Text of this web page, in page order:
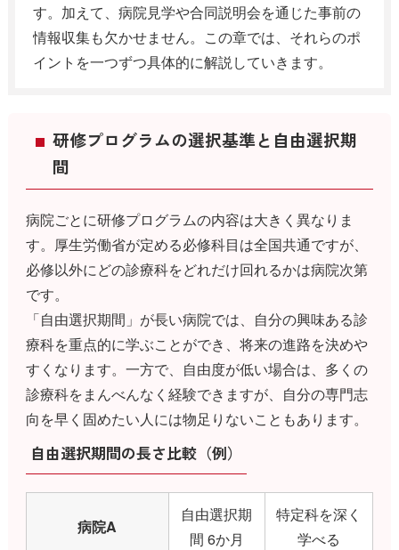
す。加えて、病院見学や合同説明会を通じた事前の
情報収集も欠かせません。この章では、それらのポ
イントを一つずつ具体的に解説していきます。
研修プログラムの選択基準と自由選択期
間
病院ごとに研修プログラムの内容は大きく異なりま
す。厚生労働省が定める必修科目は全国共通ですが、
必修以外にどの診療科をどれだけ回れるかは病院次第
です。
「自由選択期間」が長い病院では、自分の興味ある診
療科を重点的に学ぶことができ、将来の進路を決めや
すくなります。一方で、自由度が低い場合は、多くの
診療科をまんべんなく経験できますが、自分の専門志
向を早く固めたい人には物足りないこともあります。
自由選択期間の長さ比較（例）
病院A
自由選択期
間 6か月
特定科を深く
学べる